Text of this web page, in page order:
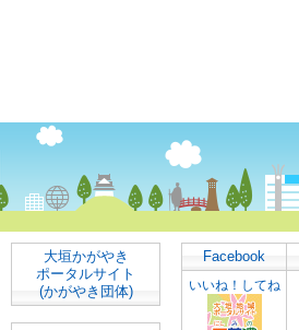
大垣かがやき
ポータルサイト
(かがやき団体)
Facebook
いいね！してね